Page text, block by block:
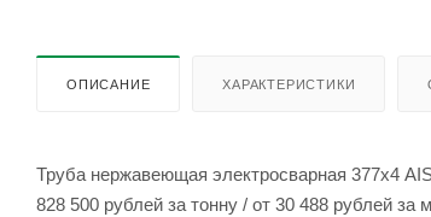
ОПИСАНИЕ ХАРАКТЕРИСТИКИ
Труба нержавеющая электросварная 377х4
828 500 рублей за тонну / от 30 488